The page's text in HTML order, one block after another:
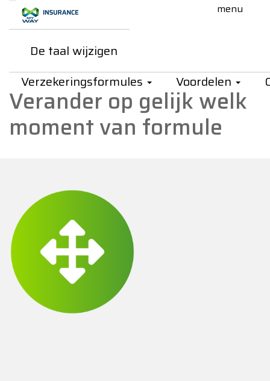
Skip to Main Content
De taal wijzigen
Verzekeringsformules
Voordelen
My Way Insurance - Onze
Onze flexibiliteit?
Verander op gelijk welk
moment van formule